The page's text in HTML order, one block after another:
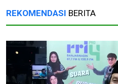
REKOMENDASI BERITA